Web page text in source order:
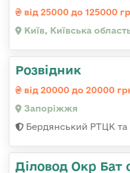
від 25000 до 125000
Київ, Київська
Розвідник
від 20000 до 20000
Запоріжжя
Бердянський РТЦК та
Діловод Окр Бат